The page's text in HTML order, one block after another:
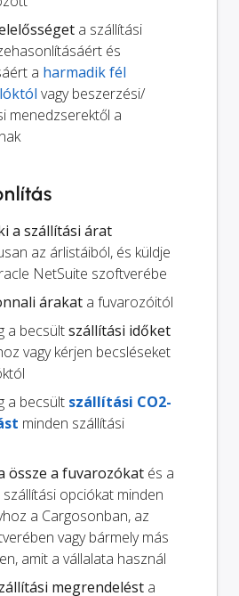
a szállítási
és
a harmadik fél
vagy beszerzési/
menedzserektől a
a szállítási árat
az árlistáiból, és küldje
NetSuite szoftverébe
árakat a fuvarozóitól
a becsültszállítási időket
vagy kérjen becsléseket
a becsült szállítási CO2-
minden szállítási
össze a fuvarozókat és a
opciókat minden
a Cargosonban, az
vagy bármely más
amit a vállalata használ
megrendelést a